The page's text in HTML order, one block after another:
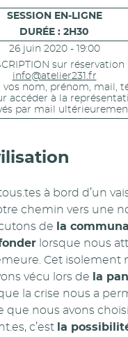
SESSION EN-LIGNE
DURÉE : 2H30
26 juin 2020 - 19:00
sur réservation
info@atelier231.fr
nom, prénom, mail,
accéder à la
par mail
à bord d’un
chemin vers une
de
la
lorsque nous
Cet isolement
vécu lors de
la
que la crise nous a
que nous avons
c’est la